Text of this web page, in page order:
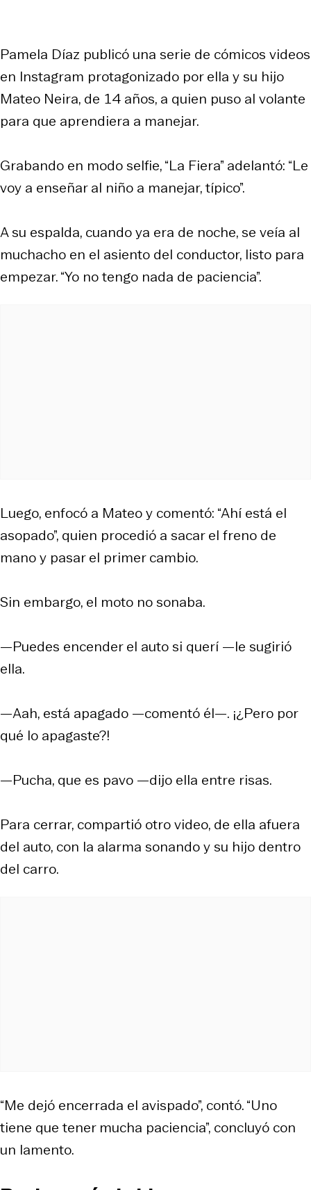
Pamela Díaz publicó una serie de cómicos videos
en Instagram protagonizado por ella y su hijo
Mateo Neira, de 14 años, a quien puso al volante
para que aprendiera a manejar.
Grabando en modoselfie, “La Fiera” adelantó: “Le
voy a enseñar al niño a manejar, típico”.
A su espalda, cuando ya era de noche, se veía al
muchacho en el asiento del conductor, listo para
empezar. “Yo no tengo nada de paciencia”.
Luego, enfocó a Mateo y comentó: “Ahí está el
asopado”, quien procedió a sacar el freno de
mano y pasar el primer cambio.
Sin embargo, el moto no sonaba.
—Puedes encender el auto si querí —le sugirió
ella.
—Aah, está apagado —comentó él—. ¡¿Pero por
qué lo apagaste?!
—Pucha, que es pavo —dijo ella entre risas.
Para cerrar, compartió otro video, de ella afuera
del auto, con la alarma sonando y su hijo dentro
del carro.
“Me dejó encerrada el avispado”, contó. “Uno
tiene que tener mucha paciencia”, concluyó con
un lamento.